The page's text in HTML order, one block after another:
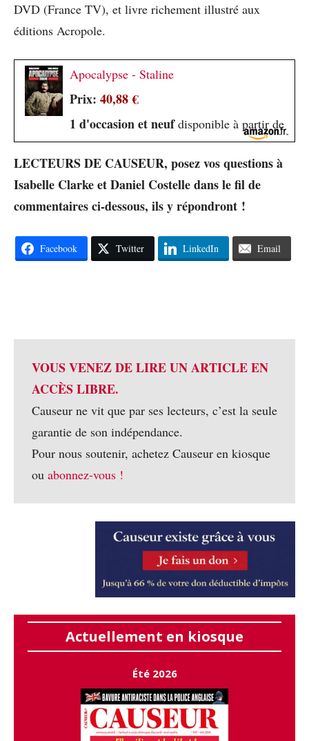
DVD (France TV), et livre richement illustré aux
éditions Acropole.
Apocalypse - Staline
Prix: 40,88 €
1 d'occasion et neufdisponible à partir de
LECTEURS DE CAUSEUR, posez vos questions à
Isabelle Clarke et Daniel Costelle dans le fil de
commentaires ci-dessous, ils y répondront !
Facebook Twitter LinkedIn Email
VOUS VENEZ DE LIRE UN ARTICLE EN
ACCÈS LIBRE.
Causeur ne vit que par ses lecteurs, c’est la seule
garantie de son indépendance.
Pour nous soutenir, achetez Causeur en kiosque
ou abonnez-vous !
Actuellement en kiosque
Été 2026